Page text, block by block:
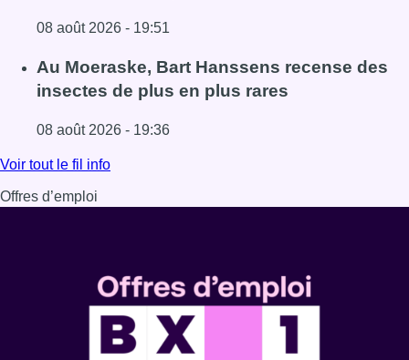
08 août 2026 - 19:51
Lire l'article Un nouveau club de MMA ouvre ses portes à
Au Moeraske, Bart Hanssens recense des
insectes de plus en plus rares
08 août 2026 - 19:36
Lire l'article Au Moeraske, Bart Hanssens recense des
Voir tout le fil info
Offres d’emploi